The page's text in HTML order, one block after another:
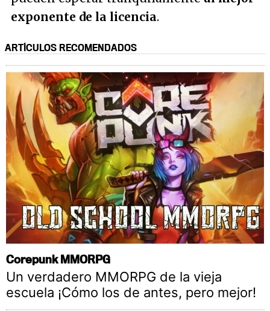
exponente de la licencia.
ARTÍCULOS RECOMENDADOS
Corepunk MMORPG
Un verdadero MMORPG de la vieja
escuela ¡Cómo los de antes, pero mejor!